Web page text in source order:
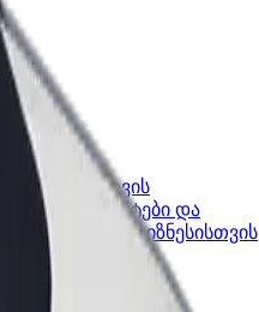
Bolt ბიზნესისთვის
Bolt-ის პროდუქტები და
სერვისები, შენი ბიზნესისთვის